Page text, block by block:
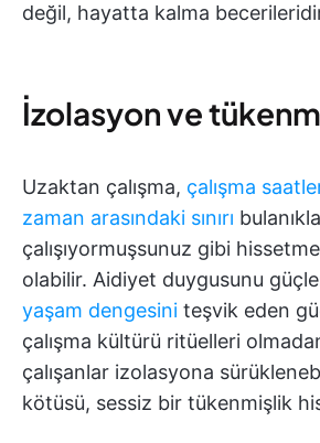
değil, hayatta kalma
İzolasyon ve
Uzaktan çalışma, çalışma
zaman arasındaki sınırı
çalışıyormuşsunuz gibi
olabilir. Aidiyet duygusunu
yaşam dengesini teşvik eden
çalışma kültürü ritüelleri
çalışanlar izolasyona
kötüsü, sessiz bir tükenmişlik